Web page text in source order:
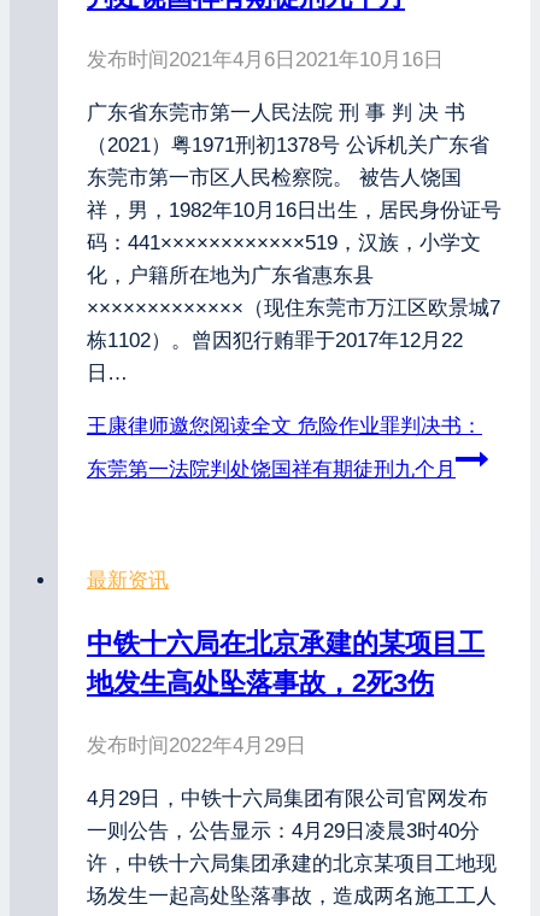
发布时间2021年4月6日 2021年10月16日
广东省东莞市第一人民法院 刑 事 判 决 书
（2021）粤1971刑初1378号 公诉机关广东省
东莞市第一市区人民检察院。 被告人饶国
祥，男，1982年10月16日出生，居民身份证号
码：441××××××××××××519，汉族，小学文
化，户籍所在地为广东省惠东县
×××××××××××××（现住东莞市万江区欧景城7
栋1102）。曾因犯行贿罪于2017年12月22
日…
王康律师邀您阅读全文 危险作业罪判决书：
东莞第一法院判处饶国祥有期徒刑九个月
最新资讯
中铁十六局在北京承建的某项目工
地发生高处坠落事故，2死3伤
发布时间2022年4月29日
4月29日，中铁十六局集团有限公司官网发布
一则公告，公告显示：4月29日凌晨3时40分
许，中铁十六局集团承建的北京某项目工地现
场发生一起高处坠落事故，造成两名施工工人